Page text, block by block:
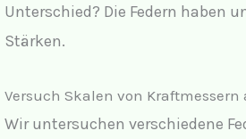
Unterschied? Die Federn haben
Stärken.
Versuch Skalen von Kraftmessern
Wir untersuchen verschiedene